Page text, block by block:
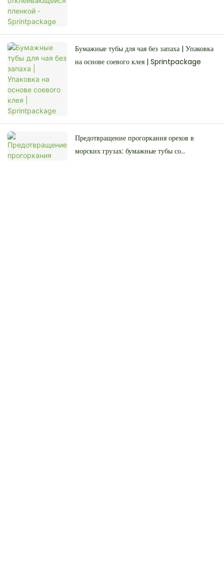
Бумажные тубы для чая без запаха | Упаковка
на основе соевого клея | Sprintpackage
Предотвращение прогоркания орехов в
морских грузах: бумажные тубы со